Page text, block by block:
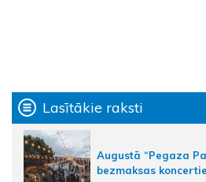
Lasītākie raksti
Augustā “Pegaza
bezmaksas